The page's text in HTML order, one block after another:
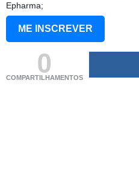
Epharma;
ME INSCREVER
0
COMPARTILHAMENTOS